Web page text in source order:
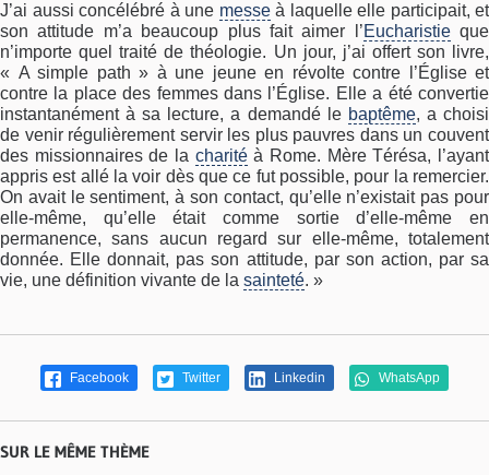
J’ai aussi concélébré à une messeà laquelle elle participait, et
son attitude m’a beaucoup plus fait aimer l’Eucharistieque
n’importe quel traité de théologie. Un jour, j’ai offert son livre,
« A simple path » à une jeune en révolte contre l’Église et
contre la place des femmes dans l’Église. Elle a été convertie
instantanément à sa lecture, a demandé le baptême, a choisi
de venir régulièrement servir les plus pauvres dans un couvent
des missionnaires de la charitéà Rome. Mère Térésa, l’ayant
appris est allé la voir dès que ce fut possible, pour la remercier.
On avait le sentiment, à son contact, qu’elle n’existait pas pour
elle-même, qu’elle était comme sortie d’elle-même en
permanence, sans aucun regard sur elle-même, totalement
donnée. Elle donnait, pas son attitude, par son action, par sa
vie, une définition vivante de la sainteté. »
Facebook Twitter Linkedin WhatsApp
SUR LE MÊME THÈME